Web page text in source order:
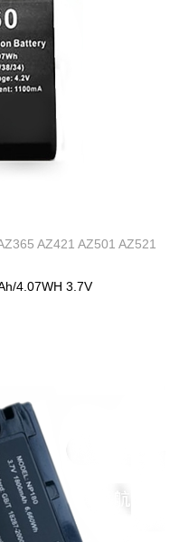
AZ421 AZ501 AZ521
4.07WH 3.7V